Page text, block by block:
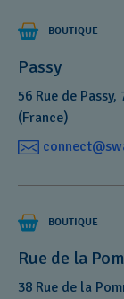
BOUTIQUE
Passy
56 Rue de
(France)
BOUTIQUE
Rue de la
38 Rue de la